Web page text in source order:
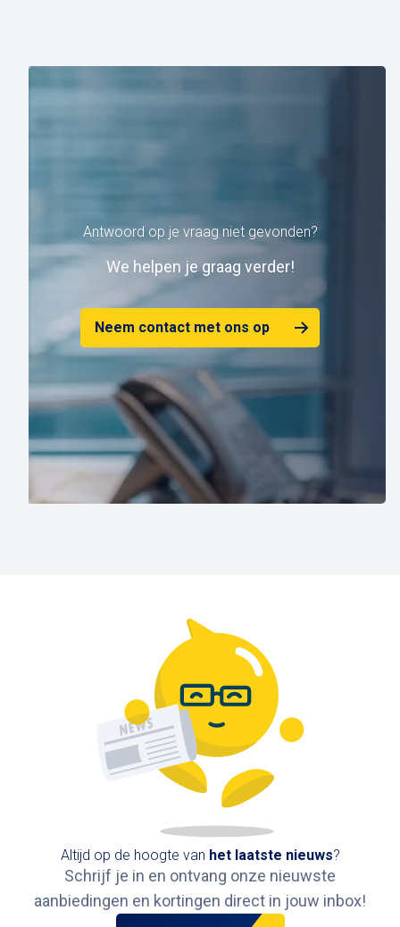
Antwoord op je vraag niet gevonden?
We helpen je graag verder!
Neem contact met ons op
Altijd op de hoogte van het laatste nieuws?
Schrijf je in en ontvang onze nieuwste
aanbiedingen en kortingen direct in jouw inbox!